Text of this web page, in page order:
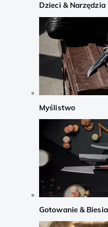
Dzieci & Narzędzia
Myślistwo
Gotowanie &